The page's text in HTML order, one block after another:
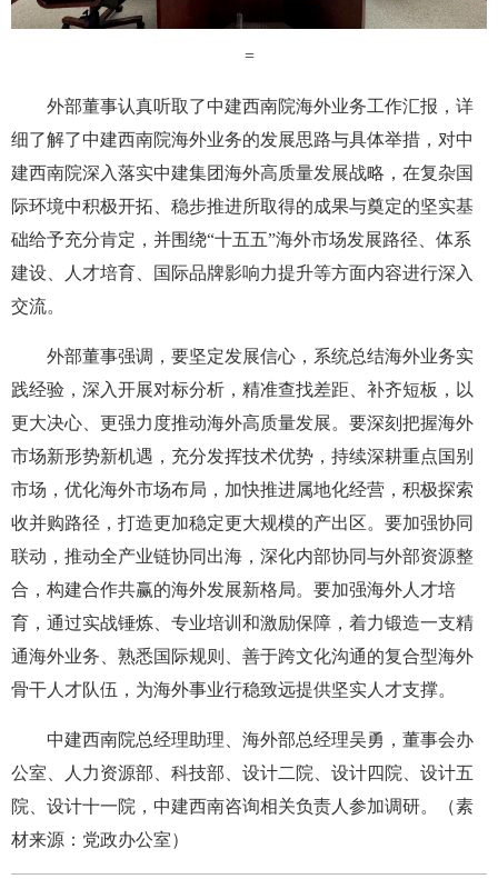
=
外部董事认真听取了中建西南院海外业务工作汇报，详
细了解了中建西南院海外业务的发展思路与具体举措，对中
建西南院深入落实中建集团海外高质量发展战略，在复杂国
际环境中积极开拓、稳步推进所取得的成果与奠定的坚实基
础给予充分肯定，并围绕“十五五”海外市场发展路径、体系
建设、人才培育、国际品牌影响力提升等方面内容进行深入
交流。
外部董事强调，要坚定发展信心，系统总结海外业务实
践经验，深入开展对标分析，精准查找差距、补齐短板，以
更大决心、更强力度推动海外高质量发展。要深刻把握海外
市场新形势新机遇，充分发挥技术优势，持续深耕重点国别
市场，优化海外市场布局，加快推进属地化经营，积极探索
收并购路径，打造更加稳定更大规模的产出区。要加强协同
联动，推动全产业链协同出海，深化内部协同与外部资源整
合，构建合作共赢的海外发展新格局。要加强海外人才培
育，通过实战锤炼、专业培训和激励保障，着力锻造一支精
通海外业务、熟悉国际规则、善于跨文化沟通的复合型海外
骨干人才队伍，为海外事业行稳致远提供坚实人才支撑。
中建西南院总经理助理、海外部总经理吴勇，董事会办
公室、人力资源部、科技部、设计二院、设计四院、设计五
院、设计十一院，中建西南咨询相关负责人参加调研。（素
材来源：党政办公室）